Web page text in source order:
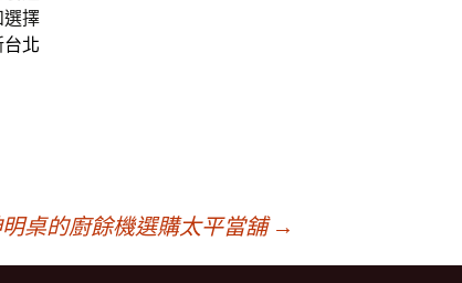
選擇
台北
桌的廚餘機選購太平當舖 →